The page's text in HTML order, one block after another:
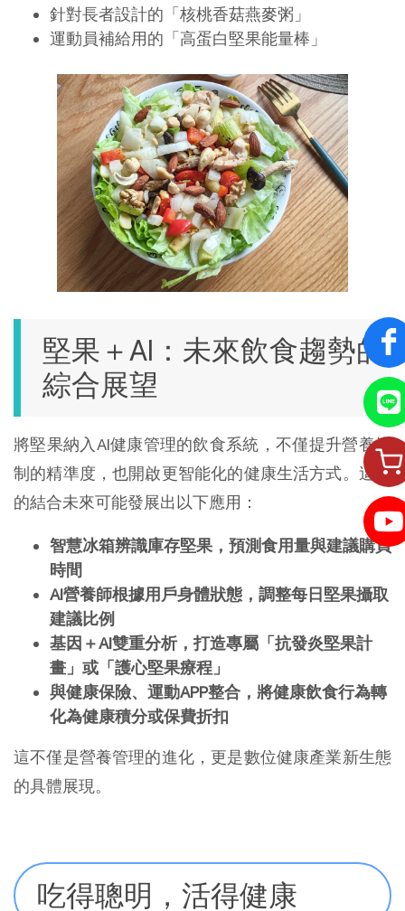
針對長者設計的「核桃香菇燕麥粥」
運動員補給用的「高蛋白堅果能量棒」
堅果＋AI：未來飲食趨勢的
綜合展望
將堅果納入AI健康管理的飲食系統，不僅提升營養控
制的精準度，也開啟更智能化的健康生活方式。這樣
的結合未來可能發展出以下應用：
智慧冰箱辨識庫存堅果，預測食用量與建議購買
時間
AI營養師根據用戶身體狀態，調整每日堅果攝取
建議比例
基因＋AI雙重分析，打造專屬「抗發炎堅果計
畫」或「護心堅果療程」
與健康保險、運動APP整合，將健康飲食行為轉
化為健康積分或保費折扣
這不僅是營養管理的進化，更是數位健康產業新生態
的具體展現。
吃得聰明，活得健康